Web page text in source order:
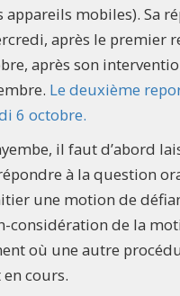
appareils mobiles). Sa
après le premier
après son
Le deuxième
6 octobre.
il faut d’abord
à la question
une motion de
considération de la
où une autre
cours.